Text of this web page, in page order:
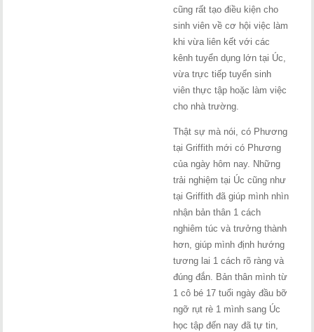
cũng rất tạo điều kiện cho
sinh viên về cơ hội việc làm
khi vừa liên kết với các
kênh tuyển dụng lớn tại Úc,
vừa trực tiếp tuyển sinh
viên thực tập hoặc làm việc
cho nhà trường.
Thật sự mà nói, có Phương
tại Griffith mới có Phương
của ngày hôm nay. Những
trải nghiệm tại Úc cũng như
tại Griffith đã giúp mình nhìn
nhận bản thân 1 cách
nghiêm túc và trưởng thành
hơn, giúp mình định hướng
tương lai 1 cách rõ ràng và
đúng đắn. Bản thân mình từ
1 cô bé 17 tuổi ngày đầu bỡ
ngỡ rụt rè 1 mình sang Úc
học tập đến nay đã tự tin,